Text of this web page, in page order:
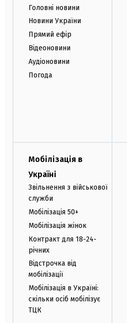
Головні новини
Новини України
Прямий ефір
Відеоновини
Аудіоновини
Погода
Мобілізація в
Україні
Звільнення з військової
служби
Мобілізація 50+
Мобілізація жінок
Контракт для 18-24-
річних
Відстрочка від
мобілізації
Мобілізація в Україні:
скільки осіб мобілізує
ТЦК